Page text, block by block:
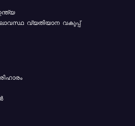
വ്യതിയാന വകുപ്പ്